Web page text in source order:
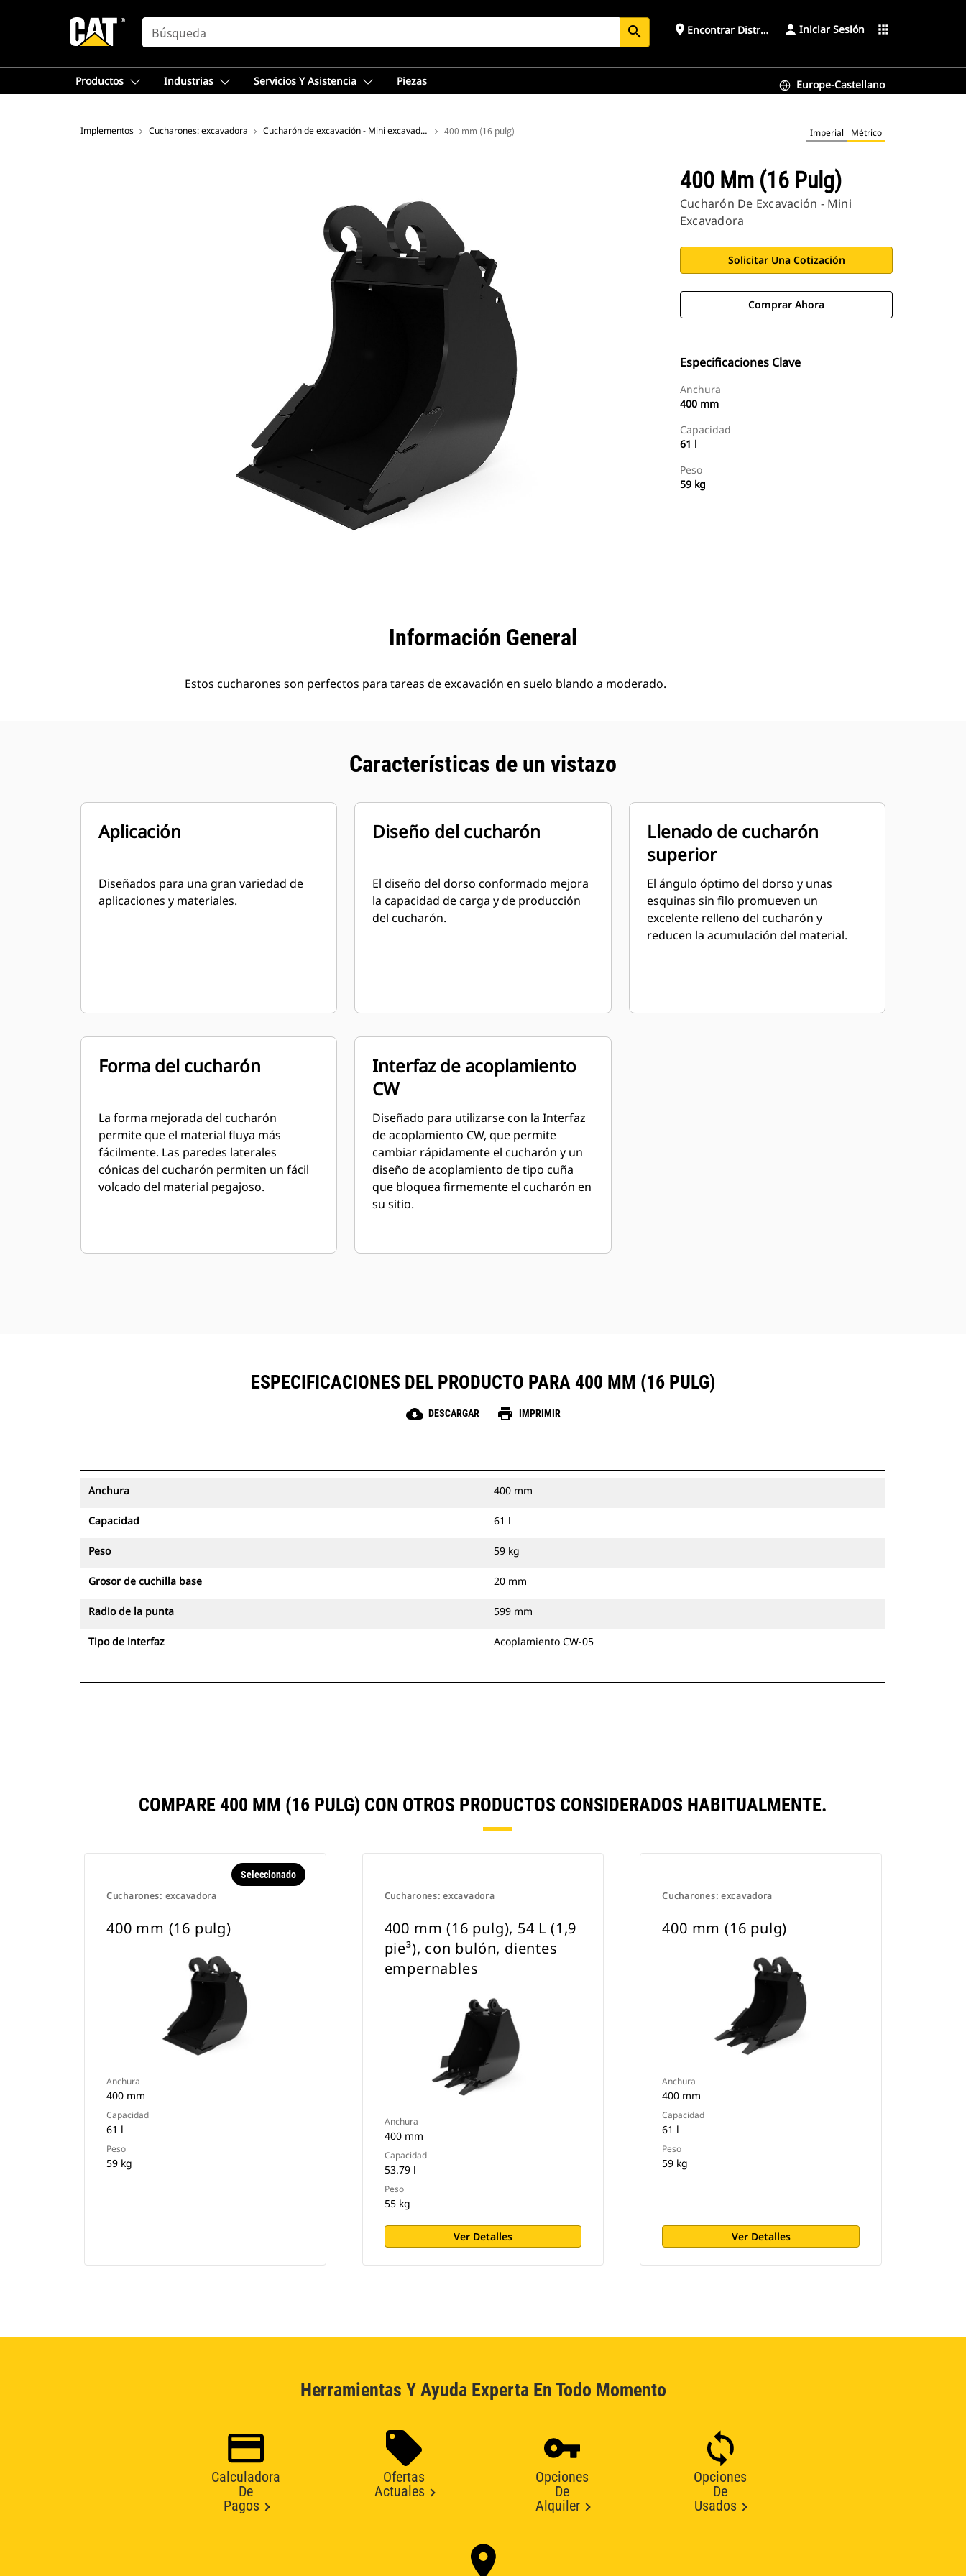
SEARCH search place Encontrar Distribuidor Iniciar Sesión apps
Productos Industrias Servicios Y Asistencia Piezas Europe-Castellano
Implementos Cucharones: excavadora Cucharón de excavación - Mini excavadora 400 mm (16 pulg) Imperial Métrico
400 Mm (16 Pulg)
Cucharón De Excavación - Mini
Excavadora
Solicitar Una Cotización
Comprar Ahora
Especificaciones Clave
Anchura
400 mm
Capacidad
61 l
Peso
59 kg
Información General
Estos cucharones son perfectos para tareas de excavación en suelo blando a moderado.
Características de un vistazo
Aplicación
Diseñados para una gran variedad de
aplicaciones y materiales.
Diseño del cucharón
El diseño del dorso conformado mejora
la capacidad de carga y de producción
del cucharón.
Llenado de cucharón
superior
El ángulo óptimo del dorso y unas
esquinas sin filo promueven un
excelente relleno del cucharón y
reducen la acumulación del material.
Forma del cucharón
La forma mejorada del cucharón
permite que el material fluya más
fácilmente. Las paredes laterales
cónicas del cucharón permiten un fácil
volcado del material pegajoso.
Interfaz de acoplamiento
CW
Diseñado para utilizarse con la Interfaz
de acoplamiento CW, que permite
cambiar rápidamente el cucharón y un
diseño de acoplamiento de tipo cuña
que bloquea firmemente el cucharón en
su sitio.
ESPECIFICACIONES DEL PRODUCTO PARA 400 MM (16 PULG)
cloud_download DESCARGAR print IMPRIMIR
Anchura 400 mm
Capacidad 61 l
Peso 59 kg
Grosor de cuchilla base 20 mm
Radio de la punta 599 mm
Tipo de interfaz Acoplamiento CW-05
COMPARE 400 MM (16 PULG) CON OTROS PRODUCTOS CONSIDERADOS HABITUALMENTE.
Cucharones: excavadora
Seleccionado
400 mm (16 pulg)
Anchura
400 mm
Capacidad
61 l
Peso
59 kg
Cucharones: excavadora
400 mm (16 pulg), 54 L (1,9
pie³), con bulón, dientes
empernables
Anchura
400 mm
Capacidad
53.79 l
Peso
55 kg
Ver Detalles
Cucharones: excavadora
400 mm (16 pulg)
Anchura
400 mm
Capacidad
61 l
Peso
59 kg
Ver Detalles
Herramientas Y Ayuda Experta En Todo Momento
Calculadora
De
Pagos
Ofertas
Actuales
Opciones
De
Alquiler
Opciones
De
Usados